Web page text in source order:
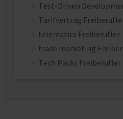
Test-Driven
Tarifvertrag
telematics Freiberufler
trade marketing
Tech Packs Freiberufler